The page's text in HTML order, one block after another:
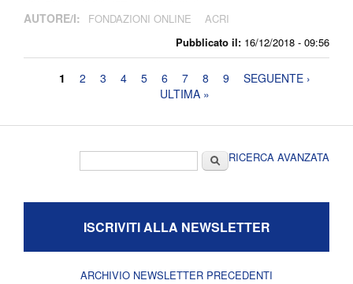
Pubblicato il: 16/12/2018 - 09:56
AUTORE/I: FONDAZIONI ONLINE ACRI
Pagine
1 2 3 4 5 6 7 8 9
SEGUENTE ›
ULTIMA »
CercaRICERCA AVANZATA
ISCRIVITI ALLA NEWSLETTER
ARCHIVIO NEWSLETTER PRECEDENTI